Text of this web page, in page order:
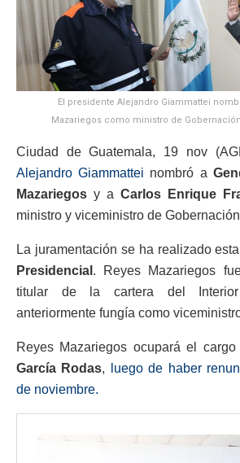
El presidente Alejandro Giammattei
Mazariegos como ministro de
Ciudad de Guatemala, 19 nov
Alejandro Giammattei nombró a
Mazariegos y a Carlos Enrique
ministro y viceministro de
La juramentación se ha realizado
Presidencial . Reyes Mazariegos
titular de la cartera del
anteriormente fungía como
Reyes Mazariegos ocupará el
García Rodas,
luego de haber
de noviembre.